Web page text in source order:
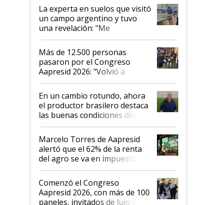
La experta en suelos que visitó
un campo argentino y tuvo
una revelación: "Me
impresionó mucho"
Más de 12.500 personas
pasaron por el Congreso
Aapresid 2026: "Volvió a
demostrar que hablar del
suelo es hablar de todo el
sistema productivo"
En un cambio rotundo, ahora
el productor brasilero destaca
las buenas condiciones del
agro argentino para invertir:
"Los veo más motivados"
Marcelo Torres de Aapresid
alertó que el 62% de la renta
del agro se va en impuestos:
"No es bueno que en
Argentina se sigan discutiendo
las mismas cosas de hace 50
años"
Comenzó el Congreso
Aapresid 2026, con más de 100
paneles, invitados de lujo y